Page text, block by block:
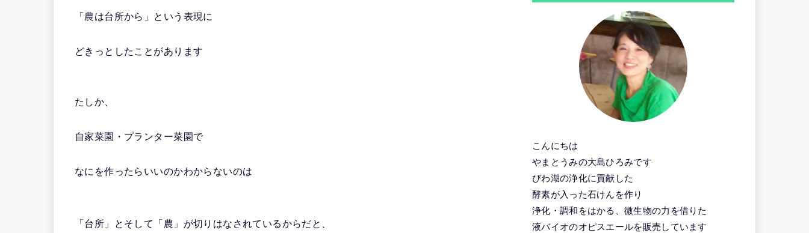
「農は台所から」という表現に
どきっとしたことがあります
たしか、
自家菜園・プランター菜園で
なにを作ったらいいのかわからないのは
「台所」とそして「農」が切りはなされているからだと、
こんにちは
やまとうみの大島ひろみです
びわ湖の浄化に貢献した
酵素が入った石けんを作り
浄化・調和をはかる、微生物の力を借りた
液バイオのオピスエールを販売しています